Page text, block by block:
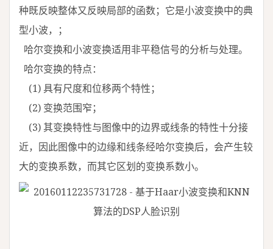
种既反映整体又反映局部的函数；它是小波变换中的典
型小波，；
哈尔变换和小波变换适用非平稳信号的分析与处理。
哈尔变换的特点：
(1) 具有尺度和位移两个特性；
(2) 变换范围窄；
(3) 其变换特性与图像中的边界或线条的特性十分接
近，因此图像中的边缘和线条经哈尔变换后，会产生较
大的变换系数，而其它区划的变换系数小。